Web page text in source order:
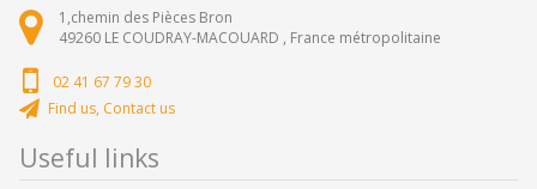
1,chemin des Pièces Bron
49260 LE COUDRAY-MACOUARD , France métropolitaine
02 41 67 79 30
Find us, Contact us
Useful links